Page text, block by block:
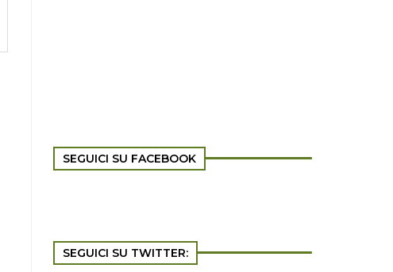
SEGUICI SU FACEBOOK
SEGUICI SU TWITTER: